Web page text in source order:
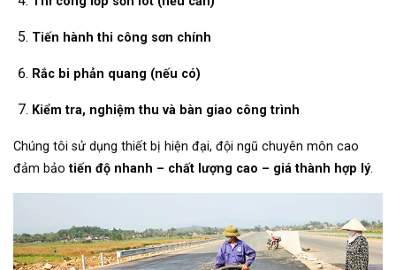
Tiến hành thi công sơn chính
Rắc bi phản quang (nếu có)
Kiểm tra, nghiệm thu và bàn giao công trình
Chúng tôi sử dụng thiết bị hiện đại, đội ngũ chuyên môn cao
đảm bảotiến độ nhanh – chất lượng cao – giá thành hợp lý.